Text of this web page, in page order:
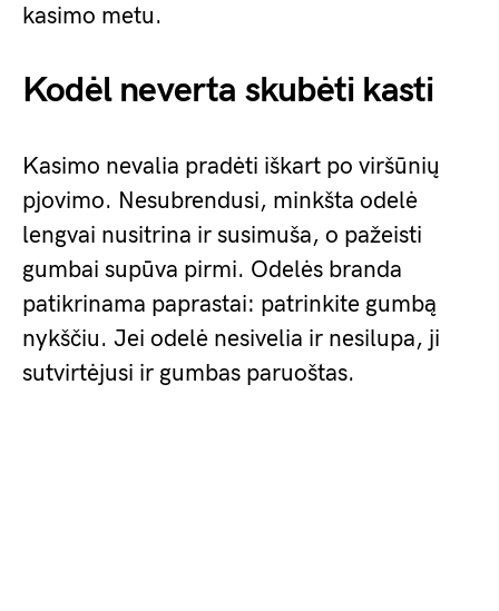
kasimo metu.
Kodėl neverta skubėti kasti
Kasimo nevalia pradėti iškart po viršūnių
pjovimo. Nesubrendusi, minkšta odelė
lengvai nusitrina ir susimuša, o pažeisti
gumbai supūva pirmi. Odelės branda
patikrinama paprastai: patrinkite gumbą
nykščiu. Jei odelė nesivelia ir nesilupa, ji
sutvirtėjusi ir gumbas paruoštas.